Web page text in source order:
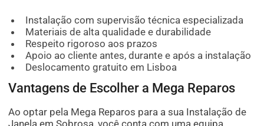
Instalação com supervisão técnica especializada
Materiais de alta qualidade e durabilidade
Respeito rigoroso aos prazos
Apoio ao cliente antes, durante e após a instalação
Deslocamento gratuito em Lisboa
Vantagens de Escolher a Mega Reparos
Ao optar pela Mega Reparos para a sua Instalação de